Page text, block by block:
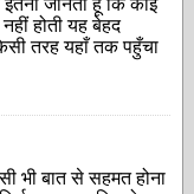
जानता हूँ कि कोई
होती यह बेहद
तरह यहाँ तक पहुँचा
भी बात से सहमत होना